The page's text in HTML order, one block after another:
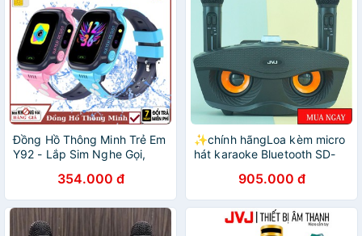
Đồng Hồ Thông Minh Trẻ Em
Y92 - Lắp Sim Nghe Gọi,
Kháng Nước IP67 , Hỗ Trợ
Tiếng Việt - BH 1 năm
354.000 đ
✨chính hãngLoa kèm micro
hát karaoke Bluetooth SD-
mic - BH 6 THÁNG
905.000 đ